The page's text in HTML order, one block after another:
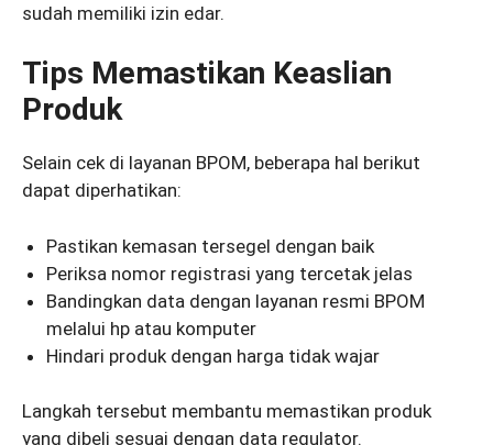
sudah memiliki izin edar.
Tips Memastikan Keaslian
Produk
Selain cek di layanan BPOM, beberapa hal berikut
dapat diperhatikan:
Pastikan kemasan tersegel dengan baik
Periksa nomor registrasi yang tercetak jelas
Bandingkan data dengan layanan resmi BPOM
melalui hp atau komputer
Hindari produk dengan harga tidak wajar
Langkah tersebut membantu memastikan produk
yang dibeli sesuai dengan data regulator.